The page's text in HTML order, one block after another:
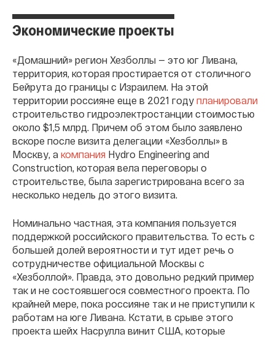
Экономические проекты
«Домашний» регион Хезболлы — это юг Ливана,
территория, которая простирается от столичного
Бейрута до границы с Израилем. На этой
территории россияне еще в 2021 году планировали
строительство гидроэлектростанции стоимостью
около $1,5 млрд. Причем об этом было заявлено
вскоре после визита делегации «Хезболлы» в
Москву, а компания Hydro Engineering and
Construction, которая вела переговоры о
строительстве, была зарегистрирована всего за
несколько недель до этого визита.
Номинально частная, эта компания пользуется
поддержкой российского правительства. То есть с
большей долей вероятности и тут идет речь о
сотрудничестве официальной Москвы с
«Хезболлой». Правда, это довольно редкий пример
так и не состоявшегося совместного проекта. По
крайней мере, пока россияне так и не приступили к
работам на юге Ливана. Кстати, в срыве этого
проекта шейх Насрулла винит США, которые